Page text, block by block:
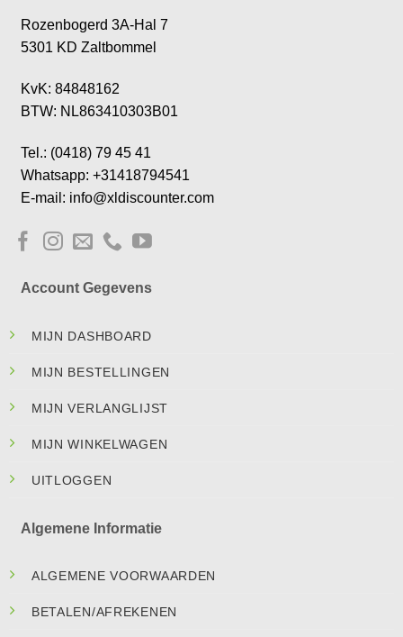
Rozenbogerd 3A-Hal 7
5301 KD Zaltbommel
KvK: 84848162
BTW: NL863410303B01
Tel.: (0418) 79 45 41
Whatsapp: +31418794541
E-mail: info@xldiscounter.com
Account Gegevens
MIJN DASHBOARD
MIJN BESTELLINGEN
MIJN VERLANGLIJST
MIJN WINKELWAGEN
UITLOGGEN
Algemene Informatie
ALGEMENE VOORWAARDEN
BETALEN/AFREKENEN